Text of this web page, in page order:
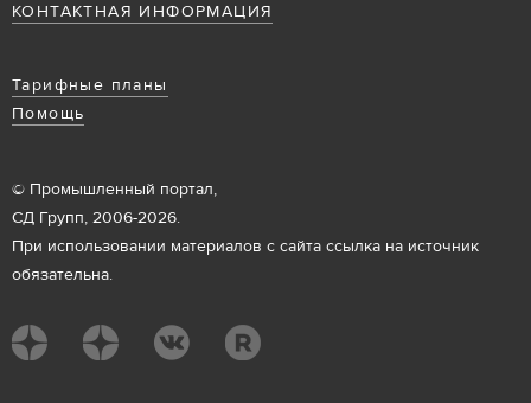
КОНТАКТНАЯ ИНФОРМАЦИЯ
Тарифные планы
Помощь
© Промышленный портал,
СД Групп, 2006-2026.
При использовании материалов с сайта ссылка на источник
обязательна.